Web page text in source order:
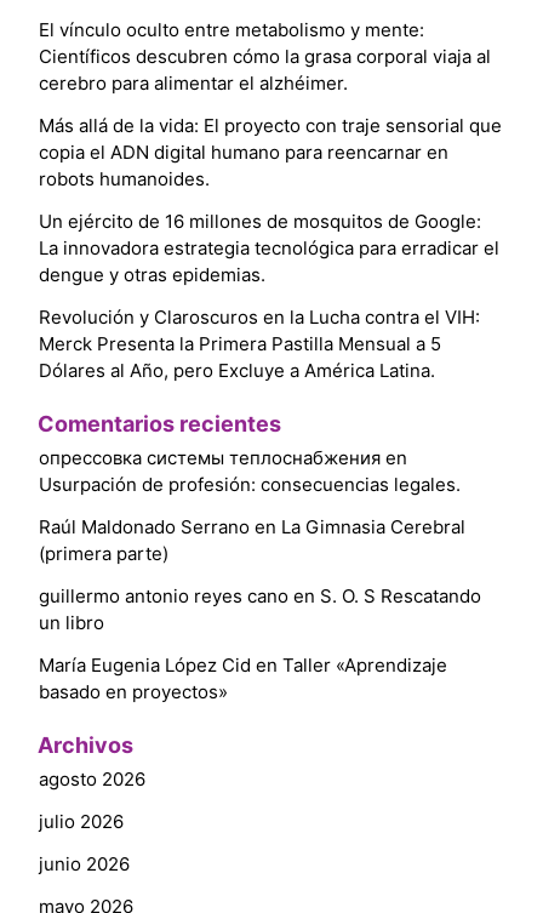
El vínculo oculto entre metabolismo y mente:
Científicos descubren cómo la grasa corporal viaja al
cerebro para alimentar el alzhéimer.
Más allá de la vida: El proyecto con traje sensorial que
copia el ADN digital humano para reencarnar en
robots humanoides.
Un ejército de 16 millones de mosquitos de Google:
La innovadora estrategia tecnológica para erradicar el
dengue y otras epidemias.
Revolución y Claroscuros en la Lucha contra el VIH:
Merck Presenta la Primera Pastilla Mensual a 5
Dólares al Año, pero Excluye a América Latina.
Comentarios recientes
опрессовка системы теплоснабжения en
Usurpación de profesión: consecuencias legales.
Raúl Maldonado Serrano en La Gimnasia Cerebral
(primera parte)
guillermo antonio reyes cano en S. O. S Rescatando
un libro
María Eugenia López Cid en Taller «Aprendizaje
basado en proyectos»
Archivos
agosto 2026
julio 2026
junio 2026
mayo 2026